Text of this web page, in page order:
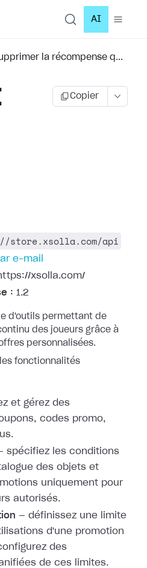
AI
la récompense q...
Copier
store.xsolla.com/api
e-mail
xsolla.com/
: 1.2
d'outils permettant de
des joueurs grâce à
personnalisées.
fonctionnalités
et gérez des
codes promo,
spécifiez les conditions
des objets et
uniquement pour
autorisés.
— définissez une limite
d'une promotion
des
de ces limites.